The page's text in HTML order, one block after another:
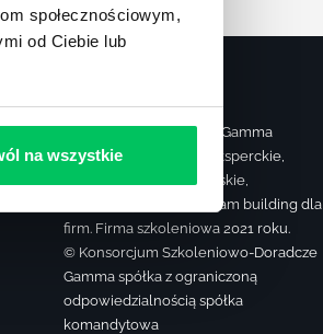
społecznościowym,
od Ciebie lub
na wszystkie
Strona należy do grupy Gamma
realizującej szkolenia eksperckie,
sprzedażowe, managerskie,
farmaceutyczne oraz team building dla
firm. Firma szkoleniowa 2021 roku.
© Konsorcjum Szkoleniowo-Doradcze
Gamma spółka z ograniczoną
odpowiedzialnością spółka
komandytowa